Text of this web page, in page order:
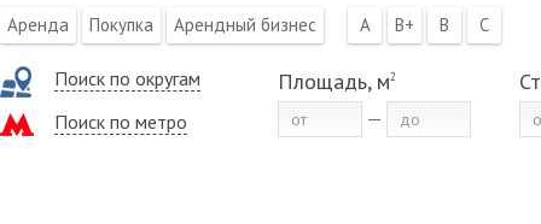
Аренда Покупка Арендный бизнес A B+ B C
Поиск по округам
Поиск по метро
Площадь, м2